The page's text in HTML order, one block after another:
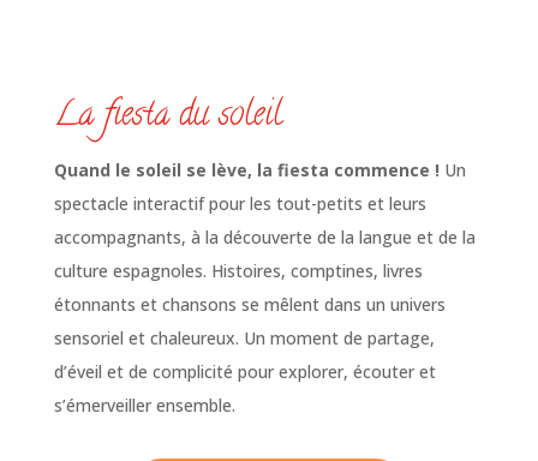
La fiesta du soleil
Quand le soleil se lève, la fiesta commence ! Un
spectacle interactif pour les tout-petits et leurs
accompagnants, à la découverte de la langue et de la
culture espagnoles. Histoires, comptines, livres
étonnants et chansons se mêlent dans un univers
sensoriel et chaleureux. Un moment de partage,
d’éveil et de complicité pour explorer, écouter et
s’émerveiller ensemble.